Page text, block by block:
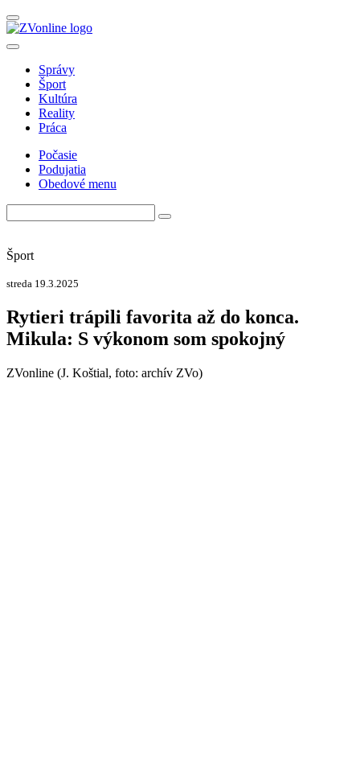
Správy
Šport
Kultúra
Reality
Práca
Počasie
Podujatia
Obedové menu
Šport
streda 19.3.2025
Rytieri trápili favorita až do konca.
Mikula: S výkonom som spokojný
ZVonline (J. Koštial, foto: archív ZVo)